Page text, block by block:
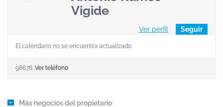
Vigide
Ver perfil Seguir
El calendario no se encuentra actualizado.
98678...Ver teléfono
Más negocios del propietario